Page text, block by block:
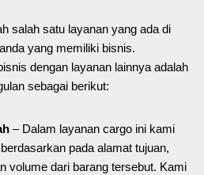
salah satu layanan yang ada di
yang memiliki bisnis.
dengan layanan lainnya adalah
sebagai berikut:
– Dalam layanan cargo ini kami
pada alamat tujuan,
volume dari barang tersebut. Kami